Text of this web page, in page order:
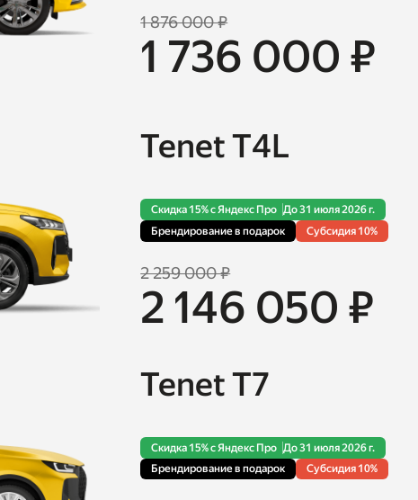
1 876 000 ₽
1 736 000 ₽
Tenet T4L
2 259 000 ₽
2 146 050 ₽
Скидка 15% с Яндекс Про До 31 июля 2026 г.
Брендирование в подарок
Cубсидия 10%
Tenet T7
Скидка 15% с Яндекс Про До 31 июля 2026 г.
Брендирование в подарок
Cубсидия 10%